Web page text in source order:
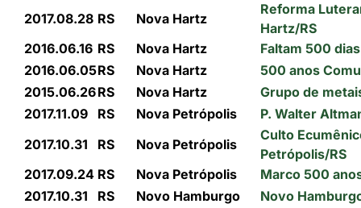
2017.08.28 RS Nova Hartz
Reforma
Hartz/RS
2016.06.16 RS Nova Hartz
Faltam 500
2016.06.05RS Nova Hartz
500 anos
2015.06.26RS Nova Hartz
Grupo de
2017.11.09
RS Nova Petrópolis
P. Walter
2017.10.31
RS Nova Petrópolis
Culto
Petrópolis/RS
2017.09.24 RS Nova Petrópolis
Marco 500
2017.10.31
RS Novo Hamburgo
Novo